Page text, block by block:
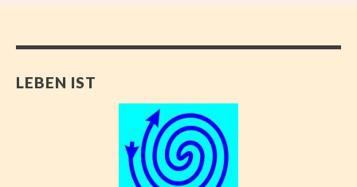
LEBEN IST